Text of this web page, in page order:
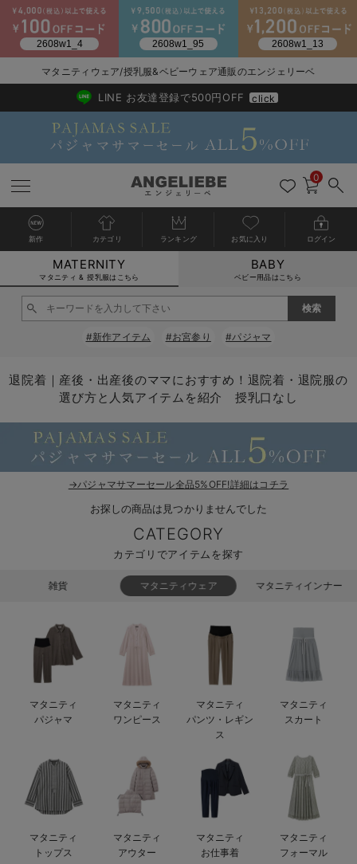
マタニティウェア全て
マタニティ ワンピース
マタニティ スカート
マタニティ トップス
マタニティ アウター（コート）・ママコート
マタニティ 下着・インナー全て
授乳ブラ・マタニティブラ（マタニティインナー・産後用品）
妊婦帯・腹帯・産前ガードル
マタニティ 授乳 キャミソール
産褥ショーツ
授乳服全て
マタニティ フォーマル全て
マタニティ スーツ
マタニティ ドレス（結婚式・お呼ばれ）
マタニティ フォーマル パンツ・ボトムス
授乳用品全て
妊婦用 抱き枕・授乳クッション
マタニティレッグウェア全て
マタニティストッキング・タイツ
マタニティ ボディケア全て
アウトレット全て
【アウトレット】ワンピース
【アウトレット】ボトムス
【アウトレット】パジャマ
【アウトレット】インナー
特集全て
見えてもカワイイ
コットン素材
冷房対策
快適機能ウェア特集 トップス
快適機能ウェア特集 ボトムス
erbaviva（エルバビーバ）
安心の日本製。先輩ママが買ってよかった！本当に必要な出産準備品
ハレの日に着るANGELIEBEのセレモニー
冬に可愛いニットがお得！
再入荷全て
再入荷｜インナー
戻る
送料無料アイテム全て
ワンピース
パンツ
パジャマ
戻る
ブラキャミ おまとめ
戻る
【37周年祭セール】
【37周年祭セール】
戻る
気温差別オススメア
【15℃】3月下旬～
戻る
動きやすく着回しで
戻る
強撚スムース(コスパ
戻る
マタニティウェア
【おまとめ割】パジ
戻る
こだわりの履き心地
カジュアル
レギンス
戻る
ジャケット派
きれいめスカート派
ツィード派
戻る
出産準備応援割全て
マタニティパジャマ
ベビー
戻る
【オフィスカジュア
戻る
レギンスタイプ
戻る
【フォーマル】ワン
【フォーマル】トッ
戻る
【ベビー】長袖
【ベビー】グッズ
戻る
ハンカチ
コンビ肌着
セット
戻る
快適ウェア10%OFF
戻る
春のマタニティワン
セットアップ・ レイ
Iライン ・タイトシル
ワーク・オフィス
戻る
Gift Selection 出産
〜3,000円（税込）
〜10,000円（税込）
女の子におススメの
何枚あっても嬉しい
長く使えるアイテム
戻る
冬の冷え対策インナ
薄くてあったか
腹巻・ひざ上パンツ
レギンス・タイツ
戻る
入院準備の持ち物チ
入院してすぐ使うグ
産後に使うグッズ
戻る
冬のあったか特集全て
【冬のあったか特集
【冬のあったか特集
マタニティウェア/授乳服&ベビーウェア通販のエンジェリーベ
2026/NewArrival
送料495円(一部地域を除く) 7,700円以上で送料無料
LINE お友達登録で500円OFF click
0
新作 カテゴリ ランキング お気に入り ログイン
MATERNITY
マタニティ & 授乳服はこちら
BABY
ベビー用品はこちら
#新作アイテム #お宮参り #パジャマ
退院着｜産後・出産後のママにおすすめ！退院着・退院服の
選び方と人気アイテムを紹介 授乳口なし
→パジャマサマーセール全品5%OFF!詳細はコチラ
お探しの商品は見つかりませんでした
CATEGORY
カテゴリでアイテムを探す
雑貨 マタニティウェア マタニティインナー
マタニティ
パジャマ
マタニティ
ワンピース
マタニティ
パンツ・レギン
ス
マタニティ
スカート
マタニティ
トップス
マタニティ
アウター
マタニティ
お仕事着
マタニティ
フォーマル
カートに入れる
閉じる